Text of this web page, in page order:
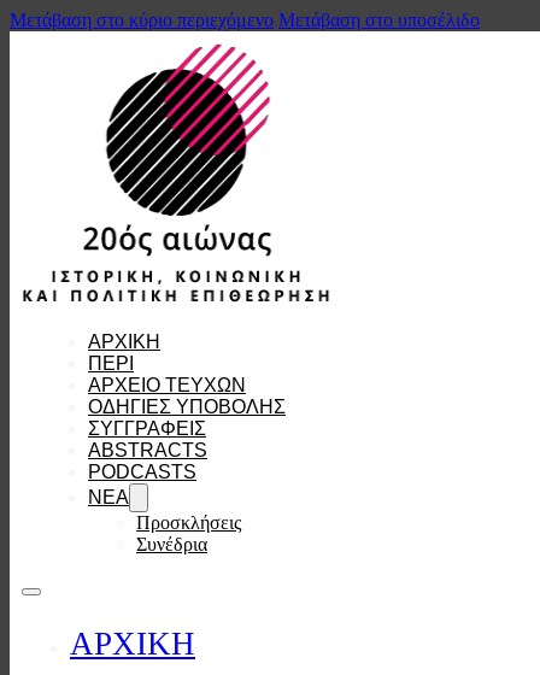
Μετάβαση στο κύριο περιεχόμενο Μετάβαση στο υποσέλιδο
ΑΡΧΙΚΗ
ΠΕΡΙ
ΑΡΧΕΙΟ ΤΕΥΧΩΝ
ΟΔΗΓΙΕΣ ΥΠΟΒΟΛΗΣ
ΣΥΓΓΡΑΦΕΙΣ
ABSTRACTS
PODCASTS
ΝΕΑ
Προσκλήσεις
Συνέδρια
ΑΡΧΙΚΗ